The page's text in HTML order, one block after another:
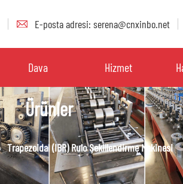
E-posta adresi: serena@cnxinbo.net
Dava Hizmet
Ürünler
Trapezoidal (IBR) Rulo Şekillendirme Makinesi